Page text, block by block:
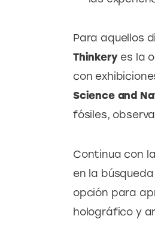
Para aquellos
Thinkery es la
con
Science and
fósiles,
Continua con
en la
opción para
holográfico y